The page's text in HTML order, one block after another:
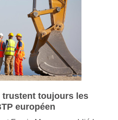
toujours les
européen